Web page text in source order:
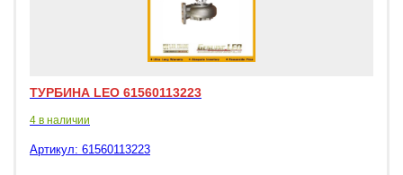
ТУРБИНА LEO 61560113223
4 в наличии
Артикул: 61560113223